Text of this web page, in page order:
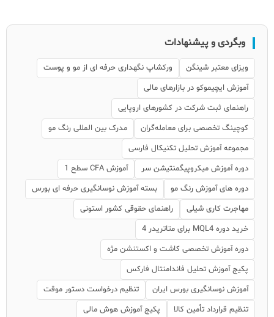
وبگردی و پیشنهادات
ویزای معتبر شینگن
ورکشاپ نگهداری حرفه ای از مو و پوست
آموزش ایچیموکو در بازارهای مالی
راهنمای ثبت شرکت در کشورهای اروپایی
کوچینگ تخصصی برای معامله‌گران
مدرک بین المللی رنگ مو
مجموعه آموزش تحلیل تکنیکال فارسی
دوره آموزش میکروپیگمنتیشن سر
آموزش CFA سطح 1
دوره های آموزش رنگ مو
بسته آموزش نوسانگیری حرفه ای بورس
مهاجرت کاری شیلی
راهنمای حقوقی کشور استونی
خرید دوره MQL4 برای متاتریدر 4
دوره آموزش تخصصی کاشت و اکستنشن مژه
پکیج آموزش تحلیل فاندامنتال فارکس
آموزش نوسانگیری بورس ایران
تنظیم درخواست دستور موقت
تنظیم قرارداد تأمین کالا
پکیج آموزش هوش مالی